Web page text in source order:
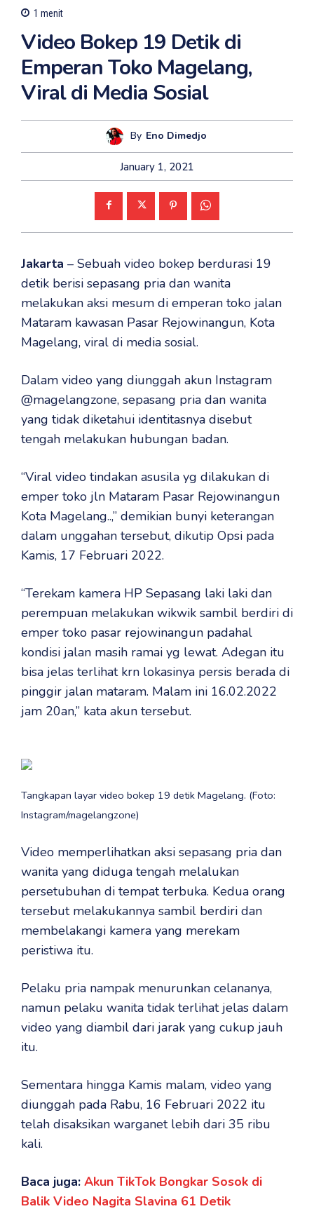
1 menit
Video Bokep 19 Detik di
Emperan Toko Magelang,
Viral di Media Sosial
By Eno Dimedjo
January 1, 2021
Jakarta – Sebuah video bokep berdurasi 19
detik berisi sepasang pria dan wanita
melakukan aksi mesum di emperan toko jalan
Mataram kawasan Pasar Rejowinangun, Kota
Magelang, viral di media sosial.
Dalam video yang diunggah akun Instagram
@magelangzone, sepasang pria dan wanita
yang tidak diketahui identitasnya disebut
tengah melakukan hubungan badan.
“Viral video tindakan asusila yg dilakukan di
emper toko jln Mataram Pasar Rejowinangun
Kota Magelang..,” demikian bunyi keterangan
dalam unggahan tersebut, dikutip Opsi pada
Kamis, 17 Februari 2022.
“Terekam kamera HP Sepasang laki laki dan
perempuan melakukan wikwik sambil berdiri di
emper toko pasar rejowinangun padahal
kondisi jalan masih ramai yg lewat. Adegan itu
bisa jelas terlihat krn lokasinya persis berada di
pinggir jalan mataram. Malam ini 16.02.2022
jam 20an,” kata akun tersebut.
Tangkapan layar video bokep 19 detik Magelang. (Foto:
Instagram/magelangzone)
Video memperlihatkan aksi sepasang pria dan
wanita yang diduga tengah melalukan
persetubuhan di tempat terbuka. Kedua orang
tersebut melakukannya sambil berdiri dan
membelakangi kamera yang merekam
peristiwa itu.
Pelaku pria nampak menurunkan celananya,
namun pelaku wanita tidak terlihat jelas dalam
video yang diambil dari jarak yang cukup jauh
itu.
Sementara hingga Kamis malam, video yang
diunggah pada Rabu, 16 Februari 2022 itu
telah disaksikan warganet lebih dari 35 ribu
kali.
Baca juga: Akun TikTok Bongkar Sosok di
Balik Video Nagita Slavina 61 Detik